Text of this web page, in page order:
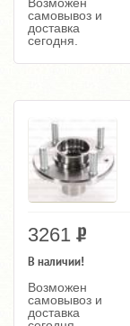
самовывоз и
доставка
сегодня.
3261
В наличии!
Возможен
самовывоз и
доставка